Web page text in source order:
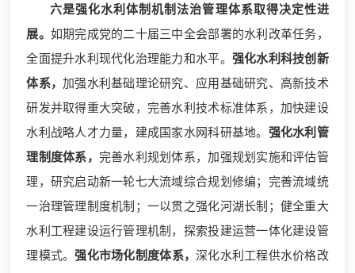
六是强化水利体制机制法治管理体系取得决定性进
展。 如期完成党的二十届三中全会部署的水利改革任务，
全面提升水利现代化治理能力和水平。 强化水利科技创新
体系，加强水利基础理论研究、应用基础研究、高新技术
研发并取得重大突破，完善水利技术标准体系，加快建设
水利战略人才力量，建成国家水网科研基地。 强化水利管
理制度体系， 完善水利规划体系，加强规划实施和评估管
理，研究启动新一轮七大流域综合规划修编；完善流域统
一治理管理制度机制；一以贯之强化河湖长制；健全重大
水利工程建设运行管理机制，探索投建运营一体化建设管
理模式。强化市场化制度体系，深化水利工程供水价格改